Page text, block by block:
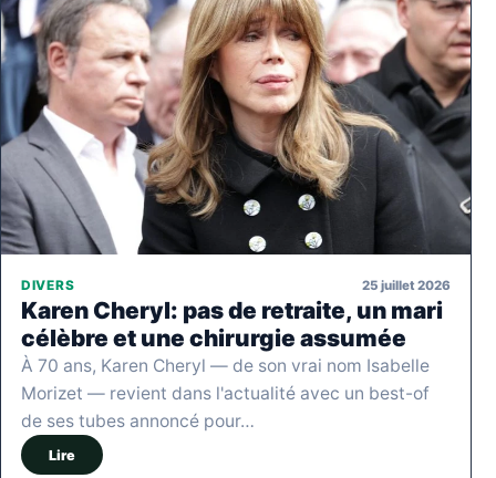
DIVERS 25 juillet 2026
Karen Cheryl: pas de retraite, un mari
célèbre et une chirurgie assumée
À 70 ans, Karen Cheryl — de son vrai nom Isabelle
Morizet — revient dans l'actualité avec un best-of
de ses tubes annoncé pour…
Lire